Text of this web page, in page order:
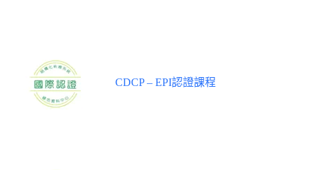
CDCP – EPI認證課程